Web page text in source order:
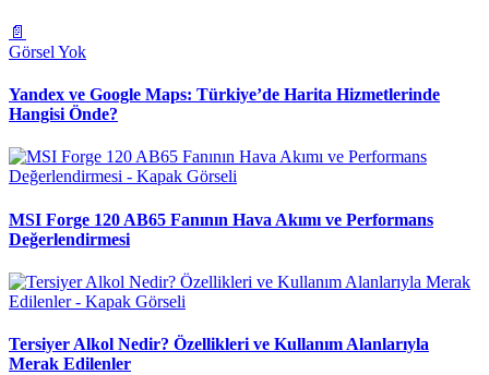
📄
Görsel Yok
Yandex ve Google Maps: Türkiye’de Harita Hizmetlerinde
Hangisi Önde?
MSI Forge 120 AB65 Fanının Hava Akımı ve Performans
Değerlendirmesi
Tersiyer Alkol Nedir? Özellikleri ve Kullanım Alanlarıyla
Merak Edilenler